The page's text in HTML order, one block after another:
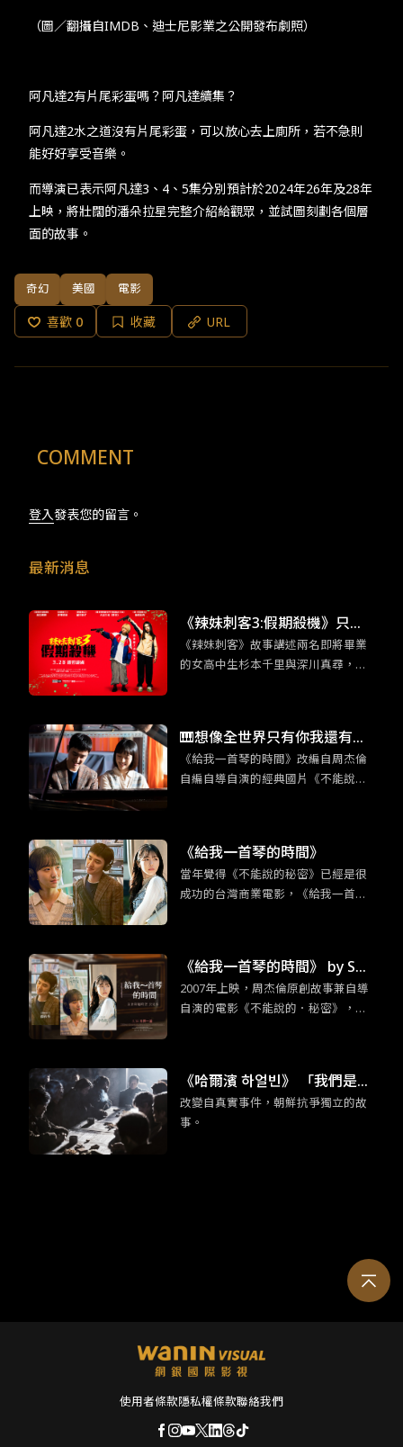
（圖／翻攝自IMDB、迪士尼影業之公開發布劇照）
阿凡達2有片尾彩蛋嗎？阿凡達續集？
阿凡達2水之道沒有片尾彩蛋，可以放心去上廁所，若不急則
能好好享受音樂。
而導演已表示阿凡達3、4、5集分別預計於2024年26年及28年
上映，將壯闊的潘朵拉星完整介紹給觀眾，並試圖刻劃各個層
面的故事。
奇幻 美國 電影
喜歡 0 收藏 URL
COMMENT
登入發表您的留言。
最新消息
《辣妹刺客3:假期殺機》只有
日本才能拍得出來的動作類型
《辣妹刺客》故事講述兩名即將畢業
的女高中生杉本千里與深川真尋，在
出奇妙的火花。
🎹想像全世界只有你我還有鋼
琴：《給我一首琴的時間》重
現經典的新浪漫
《給我一首琴的時間》改編自周杰倫
自編自導自演的經典國片《不能說的·
《給我一首琴的時間》
當年覺得《不能說的秘密》已經是很
成功的台灣商業電影，《給我一首琴
無倫是情節的細節上或是人物設定的
更動上，還是有原創性的巧思。
《給我一首琴的時間》 by So
mebody Sue／普通人
2007年上映，周杰倫原創故事兼自導
自演的電影《不能說的．秘密》，是
哥，至今仍能在電影主要取景地的淡
水，看見許多年輕的韓國女孩子來朝
聖。
《哈爾濱 하얼빈》 「我們是為
了死去的同志而活。」
改變自真實事件，朝鮮抗爭獨立的故
事。
使用者條款隱私權條款聯絡我們